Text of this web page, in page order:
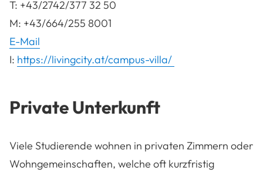
T: +43/2742/377 32 50
M: +43/664/255 8001
E-Mail
I: https://livingcity.at/campus-villa/
Private Unterkunft
Viele Studierende wohnen in privaten Zimmern oder
Wohngemeinschaften, welche oft kurzfristig